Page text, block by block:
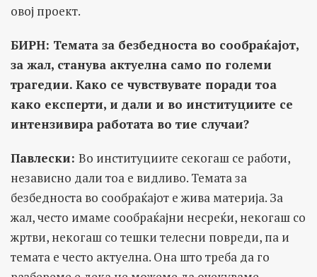
овој проект.
БИРН: Темата за безбедноста во сообраќајот,
за жал, станува актуелна само по големи
трагедии. Како се чувствувате поради тоа
како експерти, и дали и во институциите се
интензивира работата во тие случаи?
Павлески: Во институциите секогаш се работи,
независно дали тоа е видливо. Темата за
безбедноста во сообраќајот е жива материја. За
жал, често имаме сообраќајни несреќи, некогаш со
жртви, некогаш со тешки телесни повреди, па и
темата е често актуелна. Она што треба да го